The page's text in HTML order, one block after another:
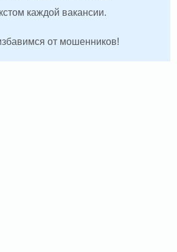
каждой вакансии.
от мошенников!